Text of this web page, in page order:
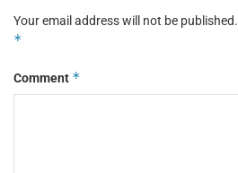
Your email address will not be published.
*
Comment *